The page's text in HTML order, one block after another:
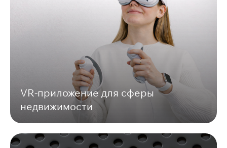
VR-приложение для сферы
недвижимости